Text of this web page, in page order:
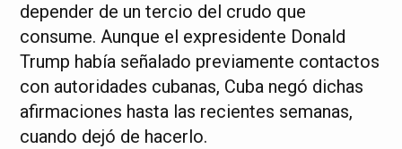
depender de un tercio del crudo que
consume. Aunque el expresidente Donald
Trump había señalado previamente contactos
con autoridades cubanas, Cuba negó dichas
afirmaciones hasta las recientes semanas,
cuando dejó de hacerlo.